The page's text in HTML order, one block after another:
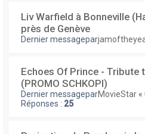
Liv Warfield à Bonneville
près de Genève
Dernier messagepar
Echoes Of Prince - Tribute
(PROMO SCHKOPI)
Dernier messageparMovieStar «
Réponses : 25